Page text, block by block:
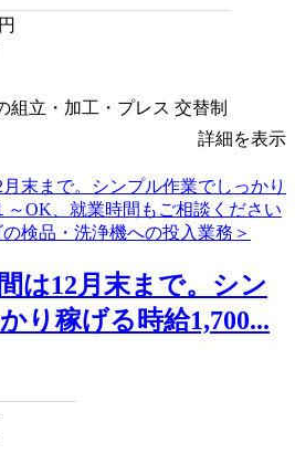
円
組立・加工・プレス 交替制
詳細を表示
は12月末まで。シン
り稼げる時給1,700...